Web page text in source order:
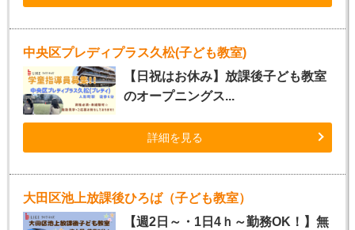
中央区プレディプラス久松(子ども教室)
【日祝はお休み】放課後子ども教室
のオープニングス...
詳細を見る
大田区池上放課後ひろば（子ども教室）
【週2日～・1日4ｈ～勤務OK！】無